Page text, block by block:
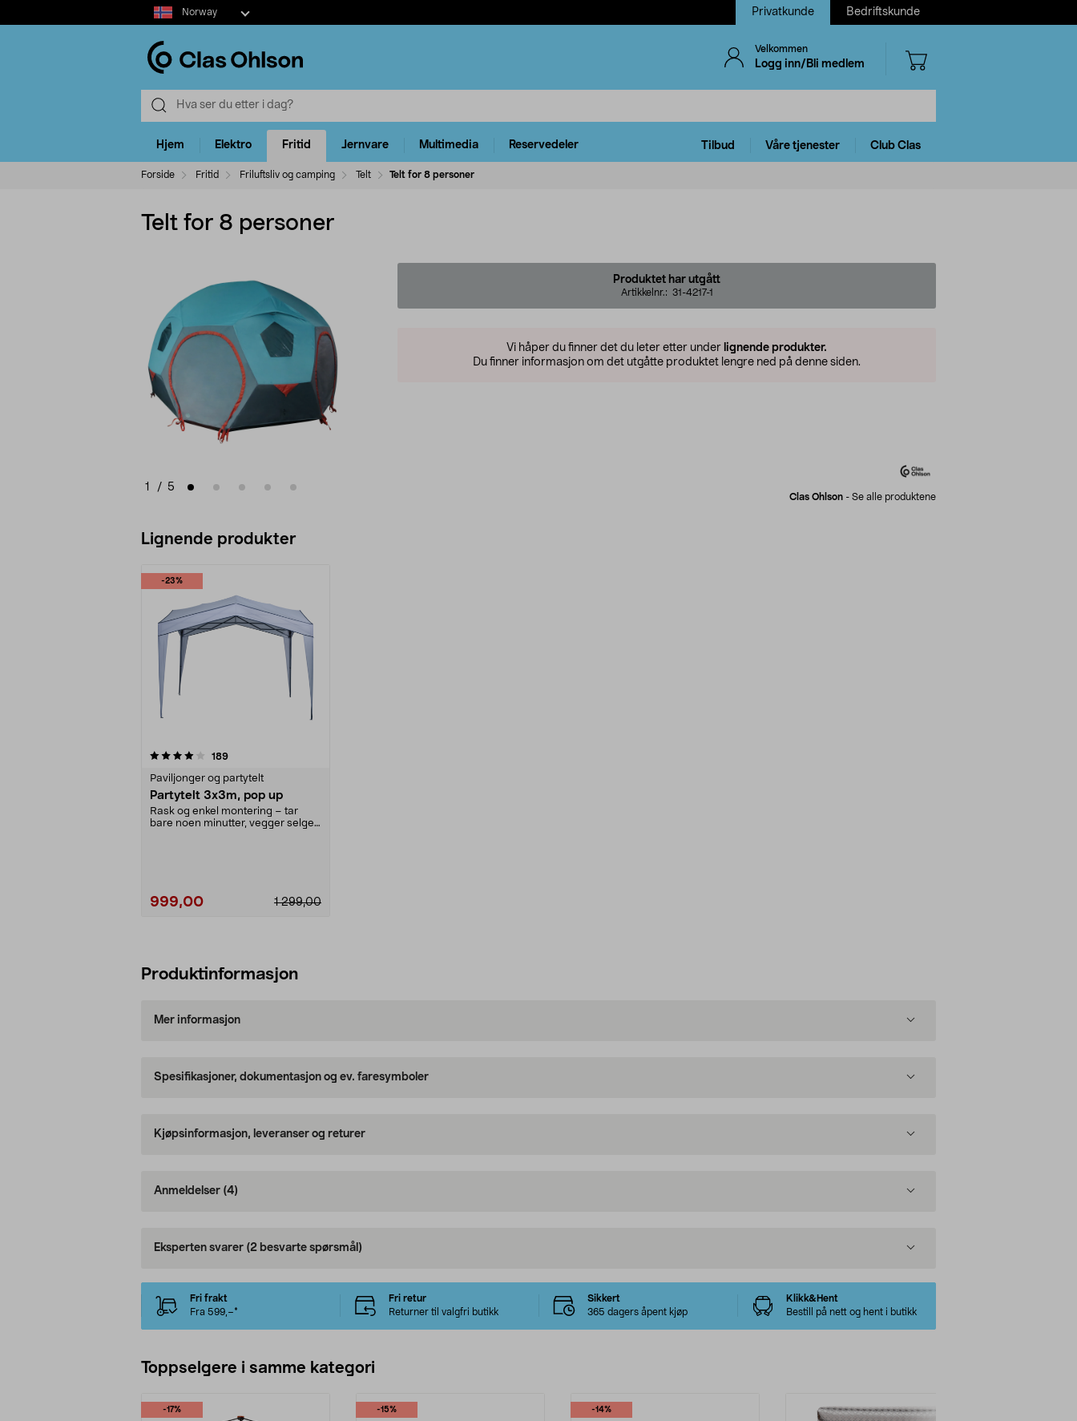
Select
market
Norway Privatkunde Bedriftskunde
Velkommen
Logg inn/Bli medlem
Hjem Elektro Fritid Jernvare Multimedia Reservedeler Tilbud Våre tjenester Club Clas
Forside Fritid Friluftsliv og camping Telt Telt for 8 personer
Telt for 8 personer
1 / 5
Produktet har utgått
Artikkelnr.: 31-4217-1
Vi håper du finner det du leter etter under lignende produkter.
Du finner informasjon om det utgåtte produktet lengre ned på denne siden.
Clas Ohlson - Se alle produktene
Lignende produkter
-23%
189anmeldelser
Paviljonger og partytelt
Partytelt 3x3m, pop up
Rask og enkel montering – tar
bare noen minutter, vegger selges
1 299,00
999,00
Produktinformasjon
Mer informasjon
Spesifikasjoner, dokumentasjon og ev. faresymboler
Kjøpsinformasjon, leveranser og returer
Anmeldelser (4)
Eksperten svarer (2 besvarte spørsmål)
Fri frakt
Fra 599,–*
Fri retur
Returner til valgfri butikk
Sikkert
365 dagers åpent kjøp
Klikk&Hent
Bestill på nett og hent i butikk
Toppselgere i samme kategori
-17% -15% -14%